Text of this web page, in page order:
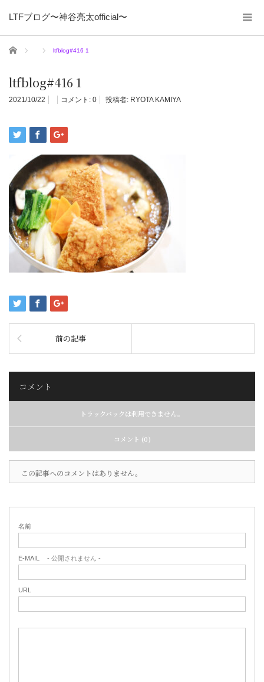
LTFブログ〜神谷亮太official〜
ホーム ltfblog#416 1
ltfblog#416 1
2021/10/22 コメント: 0 投稿者: RYOTA KAMIYA
前の記事
コメント
トラックバックは利用できません。
コメント (0)
この記事へのコメントはありません。
名前
E-MAIL - 公開されません -
URL